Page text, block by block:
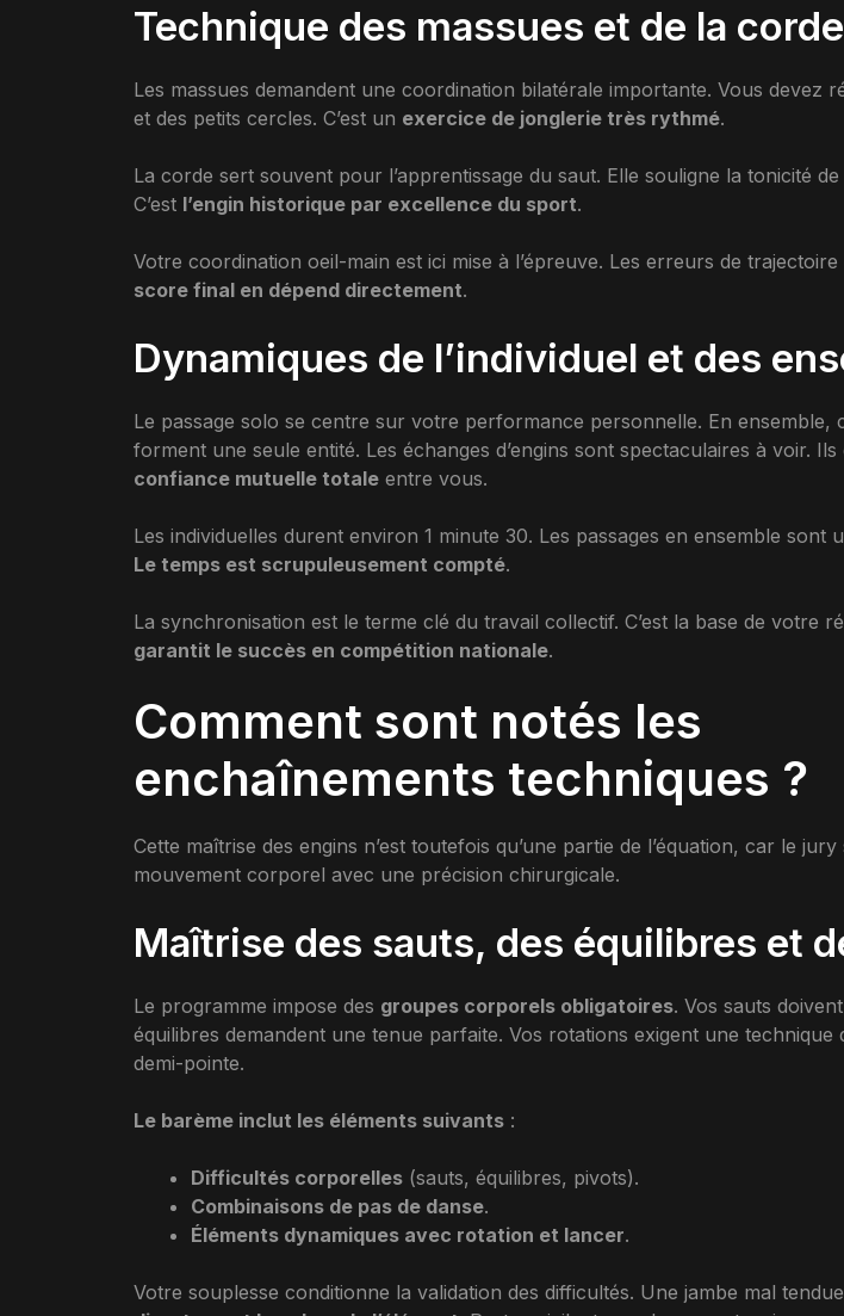
Technique des massues et de la corde
Les massues demandent une coordination bilatérale importante. Vous devez
et des petits cercles. C’est un exercice de jonglerie très rythmé.
La corde sert souvent pour l’apprentissage du saut. Elle souligne la tonicité
C’est l’engin historique par excellence du sport.
Votre coordination oeil-main est ici mise à l’épreuve. Les erreurs de
score final en dépend directement.
Dynamiques de l’individuel et des
Le passage solo se centre sur votre performance personnelle. En ensemble,
forment une seule entité. Les échanges d’engins sont spectaculaires à voir.
confiance mutuelle totale entre vous.
Les individuelles durent environ 1 minute 30. Les passages en ensemble sont
Le temps est scrupuleusement compté.
La synchronisation est le terme clé du travail collectif. C’est la base de votre
garantit le succès en compétition nationale.
Comment sont notés les
enchaînements techniques ?
Cette maîtrise des engins n’est toutefois qu’une partie de l’équation, car le
mouvement corporel avec une précision chirurgicale.
Maîtrise des sauts, des équilibres et
Le programme impose des groupes corporels obligatoires. Vos sauts
équilibres demandent une tenue parfaite. Vos rotations exigent une technique
demi-pointe.
Le barème inclut les éléments suivants :
Difficultés corporelles (sauts, équilibres, pivots).
Combinaisons de pas de danse.
Éléments dynamiques avec rotation et lancer.
Votre souplesse conditionne la validation des difficultés. Une jambe mal tendue